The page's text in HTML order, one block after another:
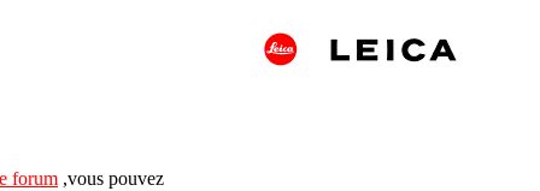
forum ,vous pouvez